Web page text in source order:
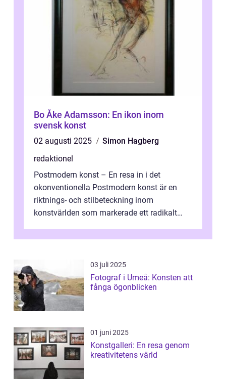
Bo Åke Adamsson: En ikon inom
svensk konst
02 augusti 2025
Simon Hagberg
redaktionel
Postmodern konst – En resa in i det
okonventionella Postmodern konst är en
riktnings- och stilbeteckning inom
konstvärlden som markerade ett radikalt
03 juli 2025
Fotograf i Umeå: Konsten att
fånga ögonblicken
01 juni 2025
Konstgalleri: En resa genom
kreativitetens värld